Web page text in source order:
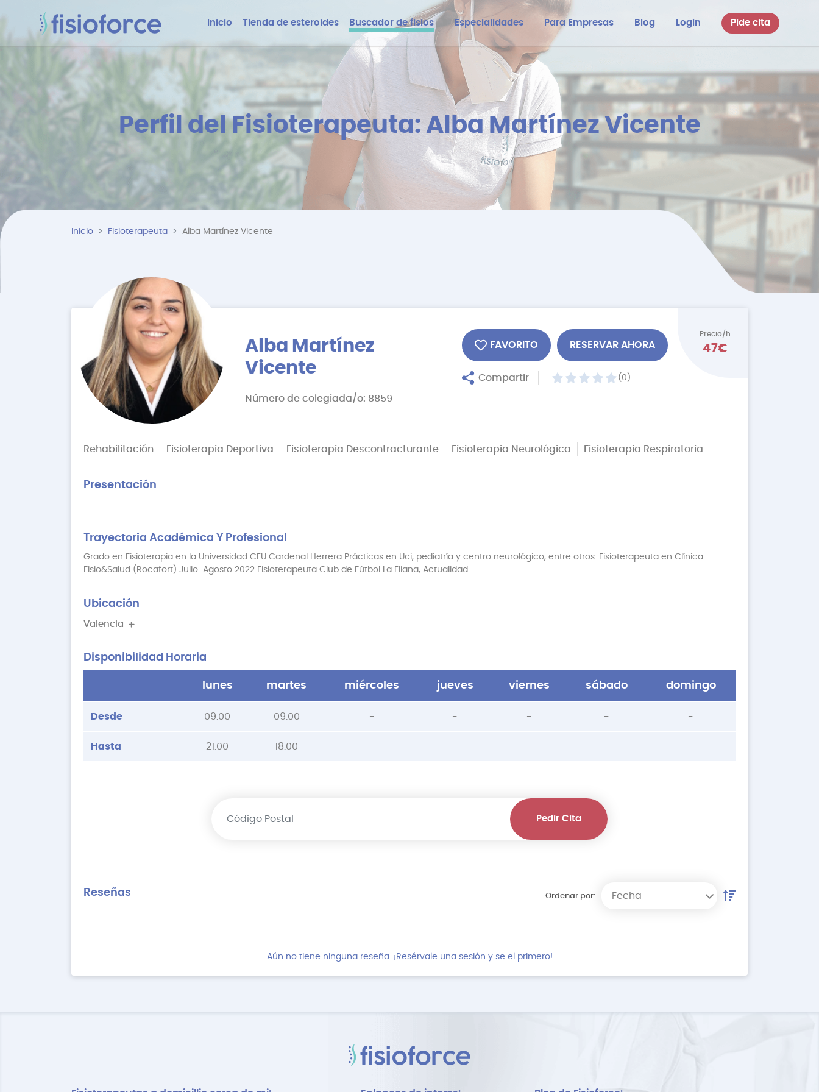
Inicio Tienda de esteroides Buscador de fisios Especialidades Para Empresas Blog Login Pide cita
Perfil del Fisioterapeuta: Alba Martínez Vicente
Inicio Fisioterapeuta Alba Martínez Vicente
Precio/h
47€
Alba Martínez
Vicente
Número de colegiada/o: 8859
FAVORITO RESERVAR AHORA
Compartir (0)
Rehabilitación Fisioterapia Deportiva Fisioterapia Descontracturante Fisioterapia Neurológica Fisioterapia Respiratoria
Presentación
.
Trayectoria Académica Y Profesional
Grado en Fisioterapia en la Universidad CEU Cardenal Herrera Prácticas en Uci, pediatría y centro neurológico, entre otros. Fisioterapeuta en Clínica
Fisio&Salud (Rocafort) Julio-Agosto 2022 Fisioterapeuta Club de Fútbol La Eliana, Actualidad
Ubicación
Valencia
Disponibilidad Horaria
lunes martes miércoles jueves viernes sábado domingo
Desde 09:00 09:00 - - - - -
Hasta 21:00 18:00 - - - - -
Pedir Cita
Reseñas Ordenar por: Fecha
Aún no tiene ninguna reseña. ¡Resérvale una sesión y se el primero!